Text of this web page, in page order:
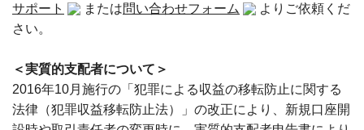
サポート
または問い合わせフォーム
よりご依頼くだ
さい。
＜実質的支配者について＞
2016年10月施行の「犯罪による収益の移転防止に関する
法律（犯罪収益移転防止法）」の改正により、新規口座開